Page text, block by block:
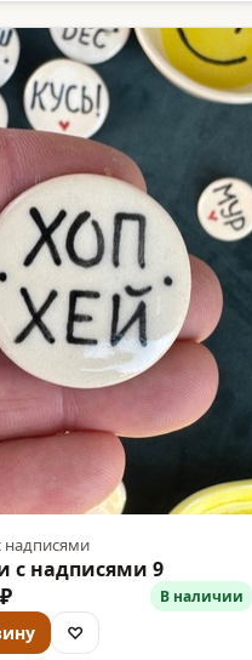
с надписями 9
В наличии
♡